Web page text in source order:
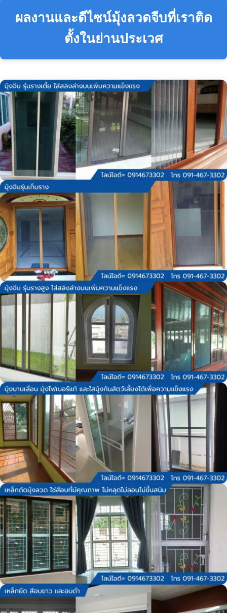
ผลงานและดีไซน์มุ้งลวดจีบที่เราติด
ตั้งในย่านประเวศ